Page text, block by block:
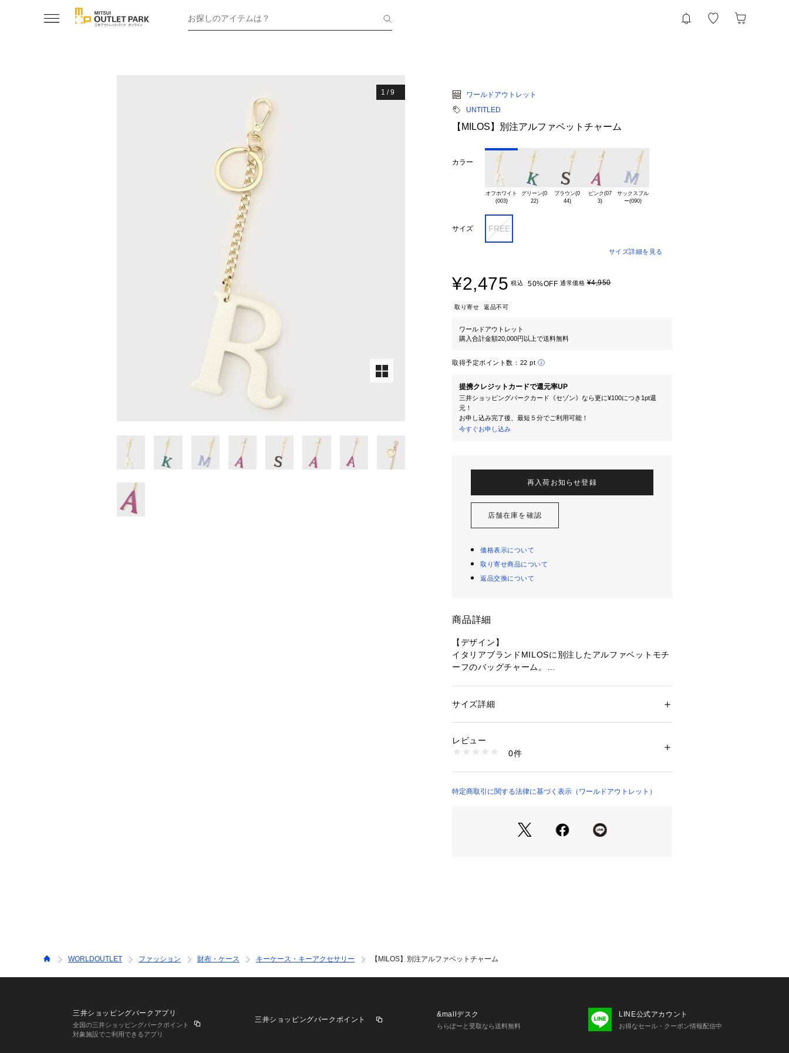
お探しのアイテムは？
1 /9
ワールドアウトレット
UNTITLED
【MILOS】別注アルファベットチャーム
カラー
オフホワイト
(003)
グリーン(0
22)
ブラウン(0
44)
ピンク(07
サックスブル
サイズ FREE
サイズ詳細を見る
¥2,475 税込 50%OFF 通常価格¥4,950
取り寄せ 返品不可
ワールドアウトレット
購入合計金額20,000円以上で送料無料
取得予定ポイント数： 22 pt
提携クレジットカードで還元率UP
三井ショッピングパークカード《セゾン》なら更に¥100につき1pt還
元！
お申し込み完了後、最短５分でご利用可能！
今すぐお申し込み
再入荷お知らせ登録
店舗在庫を確認
価格表示について
取り寄せ商品について
返品交換について
商品詳細
【デザイン】
イタリアブランドMILOSに別注したアルファベットモチ
ーフのバッグチャーム。
金具は上品なゴールドで、いつものバッグにワンポイン
分やシーンに合わせて付け替えていただけます。
A＝ピンク、K＝グリーン、M＝ライトブルー、S＝ブラ
【コーディネート】
モノトーンのバッグにはグリーンやライトブルーを差し
色にすると、軽やかなアクセントになります。
合があります。また、パソコン・スマートフォンなどの
環境により、若干製品と画像のカラーが異なる場合もご
性別：レディース
生産国：イタリア製
1096000004327
サイズ詳細
レビュー
0件
特定商取引に関する法律に基づく表示（ワールドアウトレット）
WORLDOUTLET ファッション 財布・ケース キーケース・キーアクセサリー 【MILOS】別注アルファベットチャーム
三井ショッピングパークアプリ
全国の三井ショッピングパークポイント
対象施設でご利用できるアプリ
三井ショッピングパークポイント
&mallデスク
ららぽーと受取なら送料無料
LINE公式アカウント
お得なセール・クーポン情報配信中